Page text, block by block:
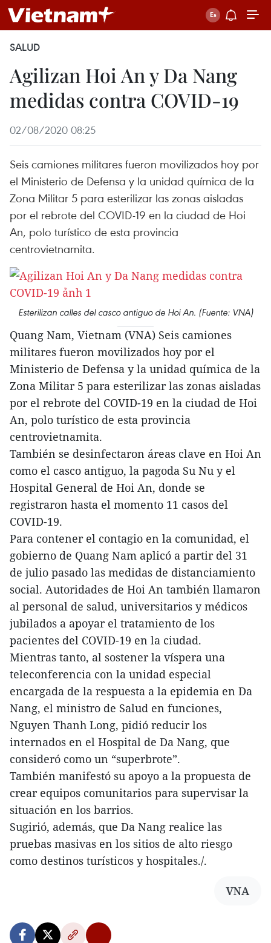
SALUD
Agilizan Hoi An y Da Nang
medidas contra COVID-19
02/08/2020 08:25
Seis camiones militares fueron movilizados hoy por
el Ministerio de Defensa y la unidad química de la
Zona Militar 5 para esterilizar las zonas aisladas
por el rebrote del COVID-19 en la ciudad de Hoi
An, polo turístico de esta provincia
centrovietnamita.
Esterilizan calles del casco antiguo de Hoi An. (Fuente: VNA)
Quang Nam, Vietnam (VNA) Seis camiones
militares fueron movilizados hoy por el
Ministerio de Defensa y la unidad química de la
Zona Militar 5 para esterilizar las zonas aisladas
por el rebrote del COVID-19 en la ciudad de Hoi
An, polo turístico de esta provincia
centrovietnamita.
También se desinfectaron áreas clave en Hoi An
como el casco antiguo, la pagoda Su Nu y el
Hospital General de Hoi An, donde se
registraron hasta el momento 11 casos del
COVID-19.
Para contener el contagio en la comunidad, el
gobierno de Quang Nam aplicó a partir del 31
de julio pasado las medidas de distanciamiento
social. Autoridades de Hoi An también llamaron
al personal de salud, universitarios y médicos
jubilados a apoyar el tratamiento de los
pacientes del COVID-19 en la ciudad.
Mientras tanto, al sostener la víspera una
teleconferencia con la unidad especial
encargada de la respuesta a la epidemia en Da
Nang, el ministro de Salud en funciones,
Nguyen Thanh Long, pidió reducir los
internados en el Hospital de Da Nang, que
consideró como un “superbrote”.
También manifestó su apoyo a la propuesta de
crear equipos comunitarios para supervisar la
situación en los barrios.
Sugirió, además, que Da Nang realice las
pruebas masivas en los sitios de alto riesgo
como destinos turísticos y hospitales./.
VNA